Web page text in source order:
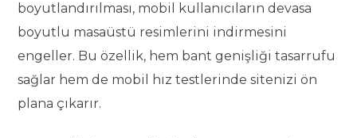
boyutlandırılması, mobil kullanıcıların devasa
boyutlu masaüstü resimlerini indirmesini
engeller. Bu özellik, hem bant genişliği tasarrufu
sağlar hem de mobil hız testlerinde sitenizi ön
plana çıkarır.